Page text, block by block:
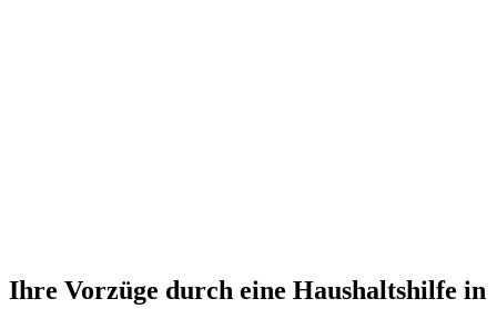
Ihre Vorzüge durch eine Haushaltshilfe in